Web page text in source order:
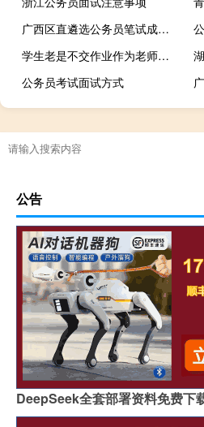
广西区直遴选公务员笔试成绩哪里查询
学生老是不交作业作为老师怎么处理
公务员考试面试方式
公告
DeepSeek全套部署资料免费下